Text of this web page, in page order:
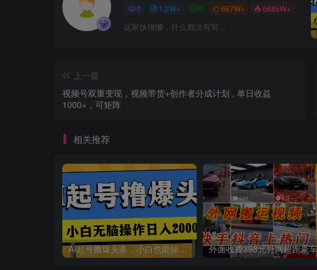
0 1.2W+ 0 667W+ 6685W+
这家伙很懒，什么都没有写...
上一篇
视频号双重变现，视频带货+创作者分成计划 , 单日收益
1000+，可矩阵
相关推荐
AI起号撸爆头条，小白也能操作，日入2000+